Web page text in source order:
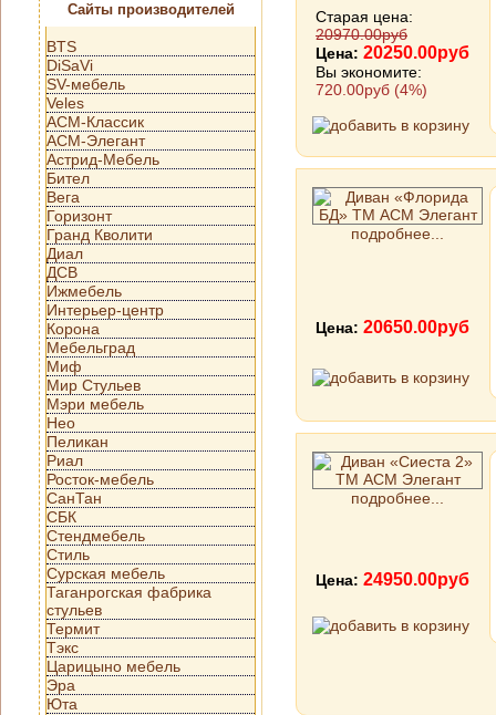
Сайты производителей
BTS
DiSaVi
SV-мебель
Veles
АСМ-Классик
АСМ-Элегант
Астрид-Мебель
Бител
Вега
Горизонт
Гранд Кволити
Диал
ДСВ
Ижмебель
Интерьер-центр
Корона
Мебельград
Миф
Мир Стульев
Мэри мебель
Нео
Пеликан
Риал
Росток-мебель
СанТан
СБК
Стендмебель
Стиль
Сурская мебель
Таганрогская фабрика
стульев
Термит
Тэкс
Царицыно мебель
Эра
Юта
Старая цена:
20970.00руб
Цена: 20250.00руб
Вы экономите:
720.00руб (4%)
подробнее...
Цена: 20650.00руб
подробнее...
Цена: 24950.00руб